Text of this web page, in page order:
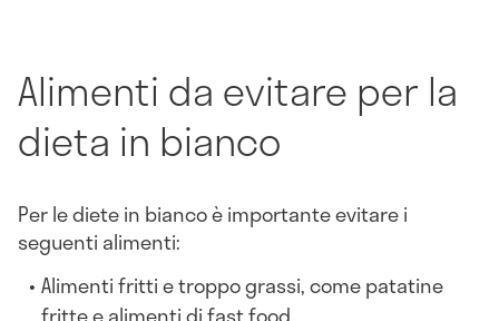
Alimenti da evitare per la
dieta in bianco
Per le diete in bianco è importante evitare i
seguenti alimenti:
Alimenti fritti e troppo grassi, come patatine